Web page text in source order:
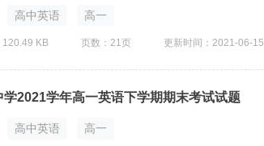
高中英语 高一
120.49 KB 页数：21页 更新时间：2021-06-15
2021学年高一英语下学期期末考试试题
高中英语 高一